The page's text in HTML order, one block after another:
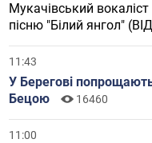
Мукачівський
пісню "Білий янгол"
11:43
У Берегові
Бецою
16460
11:00